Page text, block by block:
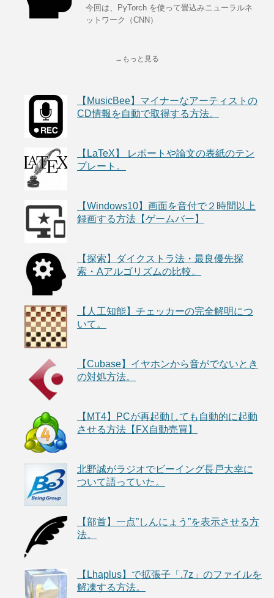
今回は、PyTorch を使って畳込みニューラルネ
ットワーク（CNN）
→もっと見る
【MusicBee】マイナーなアーティストの
CD情報を自動で取得する方法。
【LaTeX】 レポートや論文の表紙のテン
プレート。
【Windows10】画面を音付で２時間以上
録画する方法【ゲームバー】
【探索】ダイクストラ法・最良優先探
索・Aアルゴリズムの比較。
【人工知能】チェッカーの完全解明につ
いて。
【Cubase】イヤホンから音がでないとき
の対処方法。
【MT4】PCが再起動しても自動的に起動
させる方法【FX自動売買】
北野誠がラジオでビーイング長戸大幸に
ついて語っていた。
【部首】一点”しんにょう”を表示させる方
法。
【Lhaplus】で拡張子「.7z」のファイルを
解凍する方法。